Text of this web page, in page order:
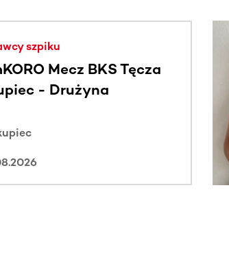
Użyj klawisza Tab lub przesuń
szpiku
Mecz BKS Tęcza
- Drużyna